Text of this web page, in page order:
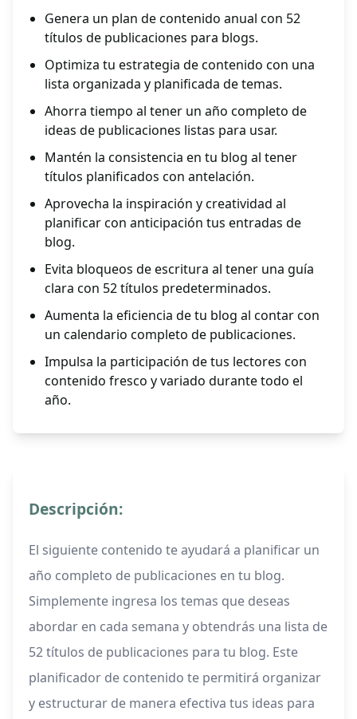
Genera un plan de contenido anual con 52
títulos de publicaciones para blogs.
Optimiza tu estrategia de contenido con una
lista organizada y planificada de temas.
Ahorra tiempo al tener un año completo de
ideas de publicaciones listas para usar.
Mantén la consistencia en tu blog al tener
títulos planificados con antelación.
Aprovecha la inspiración y creatividad al
planificar con anticipación tus entradas de
blog.
Evita bloqueos de escritura al tener una guía
clara con 52 títulos predeterminados.
Aumenta la eficiencia de tu blog al contar con
un calendario completo de publicaciones.
Impulsa la participación de tus lectores con
contenido fresco y variado durante todo el
año.
Descripción:
El siguiente contenido te ayudará a planificar un
año completo de publicaciones en tu blog.
Simplemente ingresa los temas que deseas
abordar en cada semana y obtendrás una lista de
52 títulos de publicaciones para tu blog. Este
planificador de contenido te permitirá organizar
y estructurar de manera efectiva tus ideas para